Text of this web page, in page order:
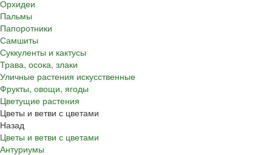
Орхидеи
Пальмы
Папоротники
Самшиты
Суккуленты и кактусы
Трава, осока, злаки
Уличные растения искусственные
Фрукты, овощи, ягоды
Цветущие растения
Цветы и ветви с цветами
Назад
Цветы и ветви с цветами
Антуриумы